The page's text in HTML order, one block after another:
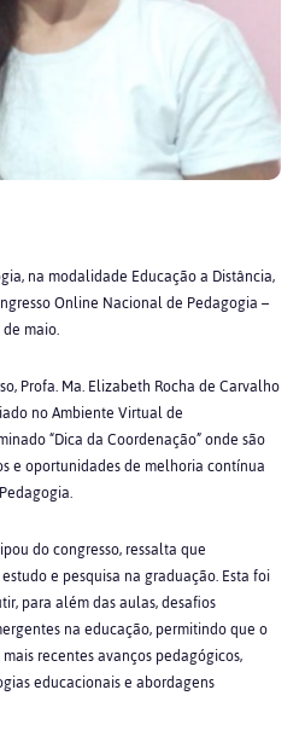
na modalidade Educação a Distância,
Online Nacional de Pedagogia –
maio.
Profa. Ma. Elizabeth Rocha de Carvalho
no Ambiente Virtual de
“Dica da Coordenação” onde são
e oportunidades de melhoria contínua
do congresso, ressalta que
e pesquisa na graduação. Esta foi
para além das aulas, desafios
na educação, permitindo que o
recentes avanços pedagógicos,
educacionais e abordagens